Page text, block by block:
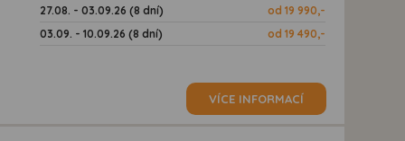
27.08. - 03.09.26 (8 dní)
od 19 990,-
03.09. - 10.09.26 (8 dní)
od 19 490,-
VÍCE INFORMACÍ